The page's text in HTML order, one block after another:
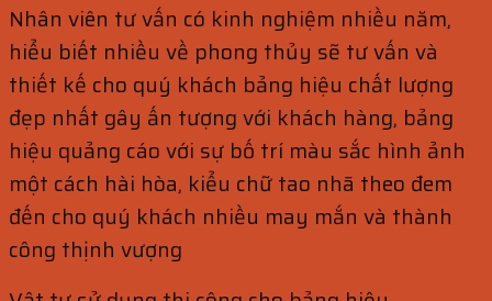
Nhân viên tư vấn có kinh nghiệm nhiều năm,
hiểu biết nhiều về phong thủy sẽ tư vấn và
thiết kế cho quý khách bảng hiệu chất lượng
đẹp nhất gây ấn tượng với khách hàng, bảng
hiệu quảng cáo với sự bố trí màu sắc hình ảnh
một cách hài hòa, kiểu chữ tao nhã theo đem
đến cho quý khách nhiều may mắn và thành
công thịnh vượng